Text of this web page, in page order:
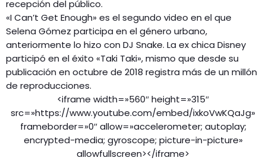
recepción del público.
«I Can’t Get Enough» es el segundo video en el que
Selena Gómez participa en el género urbano,
anteriormente lo hizo con DJ Snake. La ex chica Disney
participó en el éxito «Taki Taki», mismo que desde su
publicación en octubre de 2018 registra más de un millón
de reproducciones.
<iframe width=»560″ height=»315″
src=»https://www.youtube.com/embed/ixkoVwKQaJg»
frameborder=»0″ allow=»accelerometer; autoplay;
encrypted-media; gyroscope; picture-in-picture»
allowfullscreen></iframe>